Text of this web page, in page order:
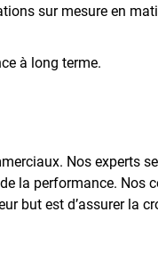
sur mesure en
à long terme.
Nos experts
la performance. Nos
but est d’assurer la